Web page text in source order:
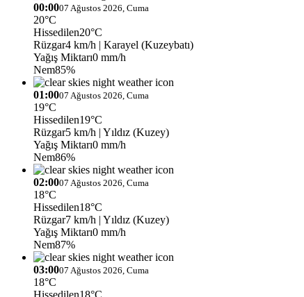
00:0007 Ağustos 2026, Cuma
20°C
Hissedilen20°C
Rüzgar4 km/h | Karayel (Kuzeybatı)
Yağış Miktarı0 mm/h
Nem85%
01:0007 Ağustos 2026, Cuma
19°C
Hissedilen19°C
Rüzgar5 km/h | Yıldız (Kuzey)
Yağış Miktarı0 mm/h
Nem86%
02:0007 Ağustos 2026, Cuma
18°C
Hissedilen18°C
Rüzgar7 km/h | Yıldız (Kuzey)
Yağış Miktarı0 mm/h
Nem87%
03:0007 Ağustos 2026, Cuma
18°C
Hissedilen18°C